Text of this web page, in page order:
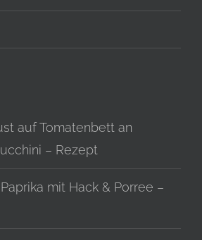
auf Tomatenbett an
– Rezept
mit Hack & Porree –